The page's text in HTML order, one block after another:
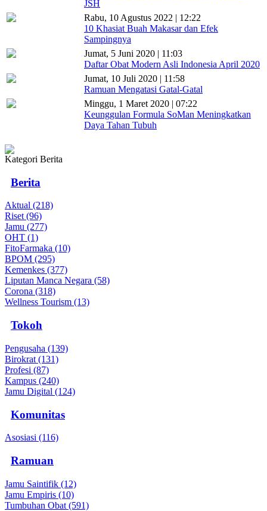
JSH
Rabu, 10 Agustus 2022 | 12:22
10 Khasiat Buah Makasar dan Efek
Sampingnya
Jumat, 5 Juni 2020 | 11:03
Daftar Obat Modern Asli Indonesia April 2020
Jumat, 10 Juli 2020 | 11:58
Ramuan Mengatasi Gatal-Gatal
Minggu, 1 Maret 2020 | 07:22
Keunggulan Formula SoMan Meningkatkan
Daya Tahan Tubuh
Kategori Berita
Berita
Aktual (218)
Riset (96)
Jamu (277)
OHT (1)
FitoFarmaka (10)
BPOM (295)
Kemenkes (377)
Liputan Manca Negara (58)
Corona (318)
Wellness Tourism (13)
Tokoh
Pengusaha (139)
Birokrat (131)
Profesi (87)
Kampus (240)
Jamu Digital (124)
Komunitas
Asosiasi (116)
Ramuan
Jamu Saintifik (12)
Jamu Empiris (10)
Tumbuhan Obat (591)